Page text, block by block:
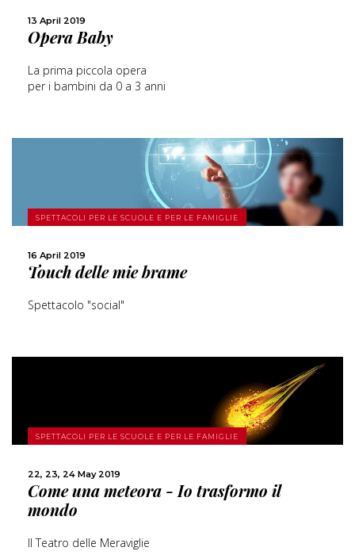
13 April 2019
Opera Baby
La prima piccola opera
per i bambini da 0 a 3 anni
SPETTACOLI PER LE SCUOLE E PER LE FAMIGLIE
16 April 2019
Touch delle mie brame
Spettacolo "social"
MORE
SPETTACOLI PER LE SCUOLE E PER LE FAMIGLIE
22, 23, 24 May 2019
Come una meteora - Io trasformo il
mondo
Il Teatro delle Meraviglie
MORE
SHARE